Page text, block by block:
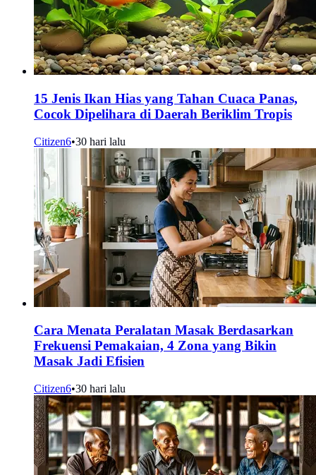
15 Jenis Ikan Hias yang Tahan Cuaca Panas,
Cocok Dipelihara di Daerah Beriklim Tropis
Citizen6•30 hari lalu
Cara Menata Peralatan Masak Berdasarkan
Frekuensi Pemakaian, 4 Zona yang Bikin
Masak Jadi Efisien
Citizen6•30 hari lalu